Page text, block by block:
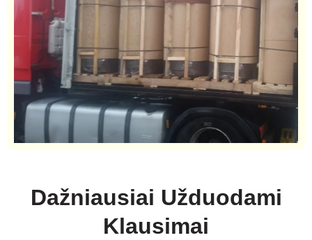
Dažniausiai Užduodami
Klausimai